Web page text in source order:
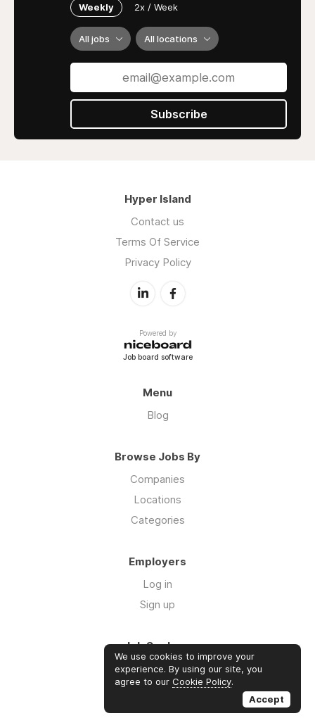
Weekly 2x / Week
All jobs All locations
Subscribe
Hyper Island
Contact us
Terms Of Service
Privacy Policy
Powered by
Job board software
Menu
Blog
Browse Jobs By
Companies
Locations
Categories
Employers
Log in
Sign up
Job Seekers
Log in
Sign up
We use cookies to improve your
experience. By using our site, you
agree to our Cookie Policy.
Accept